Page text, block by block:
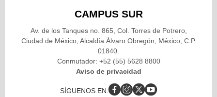
CAMPUS SUR
Av. de los Tanques no. 865, Col. Torres de Potrero,
Ciudad de México, Alcaldía Álvaro Obregón, México, C.P.
01840.
Conmutador: +52 (55) 5628 8800
Aviso de privacidad
SÍGUENOS EN: